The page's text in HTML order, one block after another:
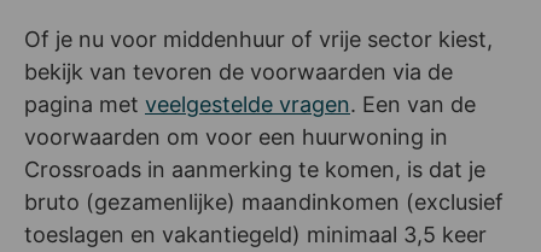
Of je nu voor middenhuur of vrije sector kiest,
bekijk van tevoren de voorwaarden via de
pagina met veelgestelde vragen. Een van de
voorwaarden om voor een huurwoning in
Crossroads in aanmerking te komen, is dat je
bruto (gezamenlijke) maandinkomen (exclusief
toeslagen en vakantiegeld) minimaal 3,5 keer